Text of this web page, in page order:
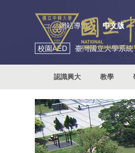
::: 網站導覽 中文版
校園AED 臺灣國立大學系統
認識興大 教學